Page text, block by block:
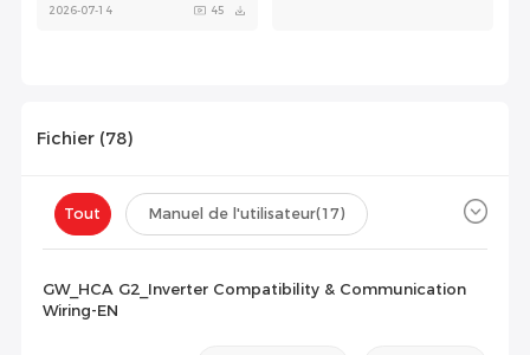
2026-07-14 45
GoodWe SDT G3 Series
Unboxing and Installation
Fichier (78)
Tout Manuel de l'utilisateur(17)
Liste de compatibilité
GW_HCA G2_Inverter Compatibility & Communication
Wiring-EN